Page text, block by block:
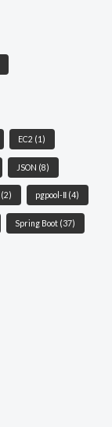
EC2 (1)
JSON (8)
(2) pgpool-Ⅱ (4)
Spring Boot (37)